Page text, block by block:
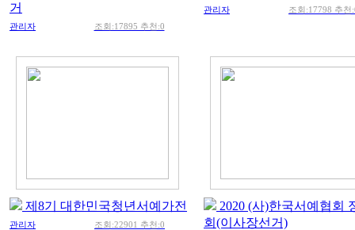
거
관리자 조회:17895 추천:0
관리자 조회:17798 추천
제8기 대한민국청년서예가전
관리자 조회:22901 추천:0
2020 (사)한국서예협회
회(이사장선거)